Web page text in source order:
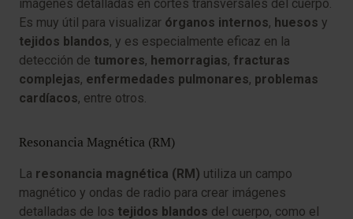
imágenes detalladas en cortes transversales del cuerpo.
Es muy útil para visualizar órganos internos, huesos y
tejidos blandos, y es especialmente eficaz en la
detección de tumores, hemorragias, fracturas
complejas, enfermedades pulmonares, problemas
cardíacos, entre otros.
Resonancia Magnética (RM)
La resonancia magnética (RM) utiliza un campo
magnético y ondas de radio para crear imágenes
detalladas de los tejidos blandos del cuerpo, como el